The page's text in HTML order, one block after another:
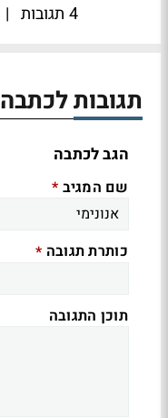
4 תגובות |
תגובות לכתבה
הגב לכתבה
שם המגיב *
כותרת תגובה *
תוכן התגובה